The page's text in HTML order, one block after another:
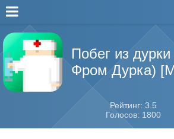
Побег из
Фром Дурка)
Рейтинг: 3.5
Голосов: 1800